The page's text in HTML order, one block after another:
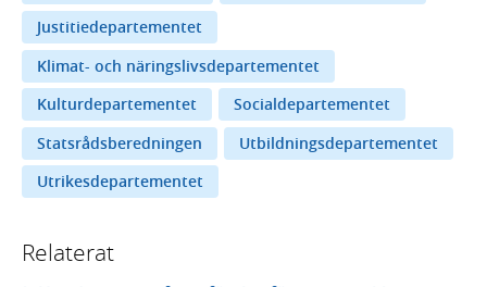
Justitiedepartementet
Klimat- och näringslivsdepartementet
Kulturdepartementet
Socialdepartementet
Statsrådsberedningen
Utbildningsdepartementet
Utrikesdepartementet
Relaterat